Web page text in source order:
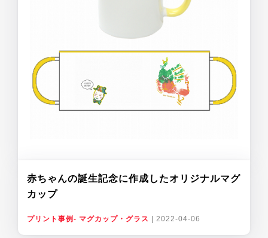
赤ちゃんの誕生記念に作成したオリジナルマグ
カップ
プリント事例- マグカップ・グラス 2022-04-06